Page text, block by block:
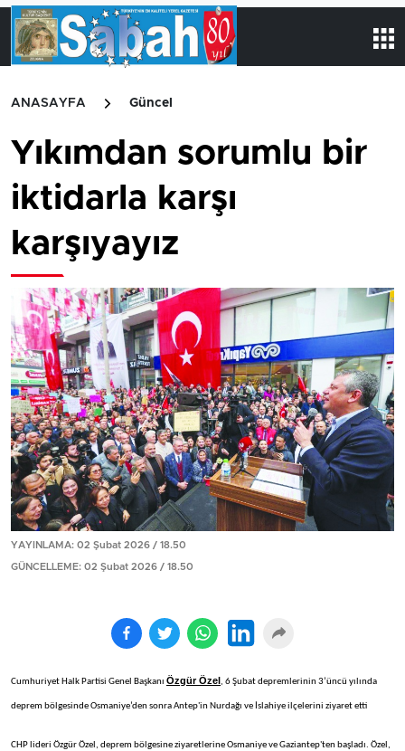
ANASAYFA Güncel
Yıkımdan sorumlu bir
iktidarla karşı
karşıyayız
YAYINLAMA: 02 Şubat 2026 / 18.50
GÜNCELLEME: 02 Şubat 2026 / 18.50
Cumhuriyet Halk Partisi Genel Başkanı Özgür Özel, 6 Şubat depremlerinin 3’üncü yılında
deprem bölgesinde Osmaniye’den sonra Antep'in Nurdağı ve İslahiye ilçelerini ziyaret etti
CHP lideri Özgür Özel, deprem bölgesine ziyaretlerine Osmaniye ve Gaziantep'ten başladı. Özel,